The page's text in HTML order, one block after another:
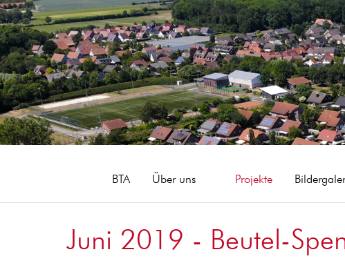
BTA Über uns Projekte
Juni 2019 - Beutel-